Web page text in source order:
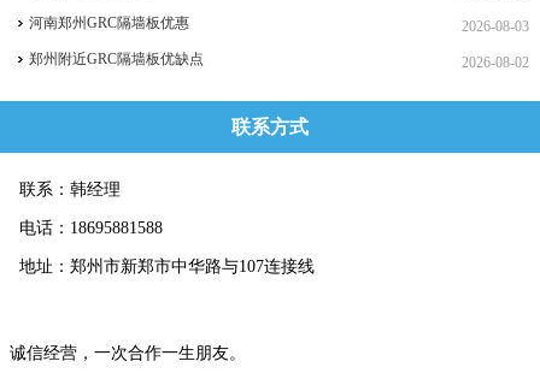
2026-08-03
河南郑州GRC隔墙板优惠
2026-08-02
郑州附近GRC隔墙板优缺点
联系方式
联系：韩经理
电话：18695881588
地址：郑州市新郑市中华路与107连接线
诚信经营，一次合作一生朋友。